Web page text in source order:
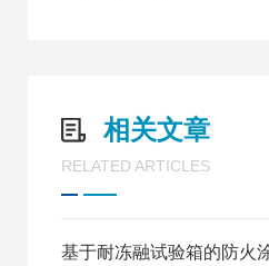
相关文章
RELATED ARTICLES